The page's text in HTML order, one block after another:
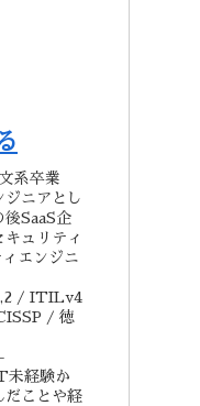
系卒業
ジニアとし
後SaaS企
ュリティ
エンジニ
/ ITILv4
/ 徳
未経験か
だことや経